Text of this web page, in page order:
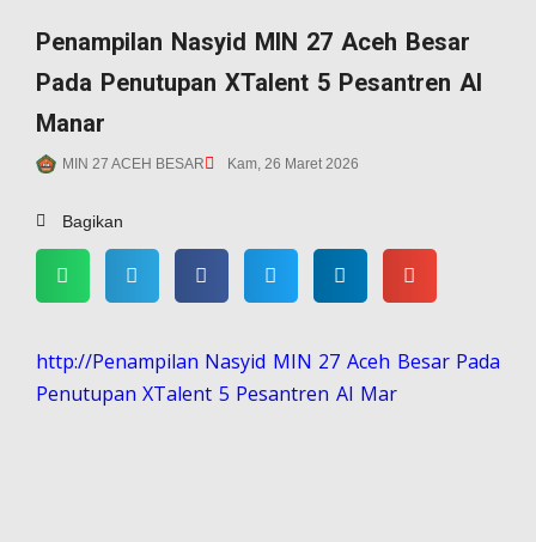
Penampilan Nasyid MIN 27 Aceh Besar
Pada Penutupan XTalent 5 Pesantren Al
Manar
MIN 27 ACEH BESAR Kam, 26 Maret 2026
Bagikan
http://Penampilan Nasyid MIN 27 Aceh Besar Pada
Penutupan XTalent 5 Pesantren Al Mar